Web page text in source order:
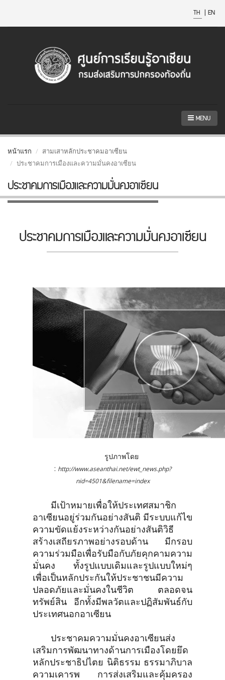
TH | EN
MENU
หน้าแรก
สามเสาหลักประชาคมอาเซียน
ประชาคมการเมืองและความมั่นคงอาเซียน
ประชาคมการเมืองและความมั่นคงอาเซียน
ประชาคมการเมืองและความมั่นคงอาเซียน
รูปภาพโดย
: http://www.aseanthai.net/ewt_news.php?
nid=4501&filename=index
มีเป้าหมายเพื่อให้ประเทศสมาชิก
อาเซียนอยู่ร่วมกันอย่างสันติ มีระบบแก้ไข
ความขัดแย้งระหว่างกันอย่างสันติวิธี
สร้างเสถียรภาพอย่างรอบด้าน มีกรอบ
ความร่วมมือเพื่อรับมือกับภัยคุกคามความ
มั่นคง ทั้งรูปแบบเดิมและรูปแบบใหม่ๆ
เพื่อเป็นหลักประกันให้ประชาชนมีความ
ปลอดภัยและมั่นคงในชีวิต ตลอดจน
ทรัพย์สิน อีกทั้งมีพลวัตและปฏิสัมพันธ์กับ
ประเทศนอกอาเซียน
ประชาคมความมั่นคงอาเซียนส่ง
เสริมการพัฒนาทางด้านการเมืองโดยยึด
หลักประชาธิปไตย นิติธรรม ธรรมาภิบาล
ความเคารพ การส่งเสริมและคุ้มครอง